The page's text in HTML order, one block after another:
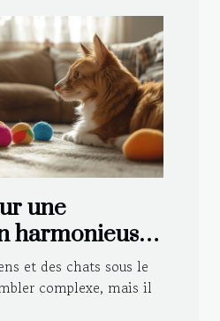
une
harmonieuse
et chats
et des chats sous le
complexe, mais il